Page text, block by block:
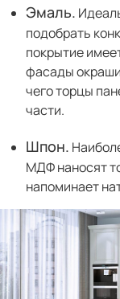
Эмаль.
подобрать
покрытие
фасады
чего торцы
части.
Шпон.
МДФ наносят
напоминает